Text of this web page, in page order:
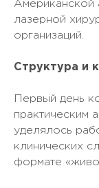
Американской
лазерной
организаций.
Структура и
Первый день
практическим
уделялось
клинических
формате